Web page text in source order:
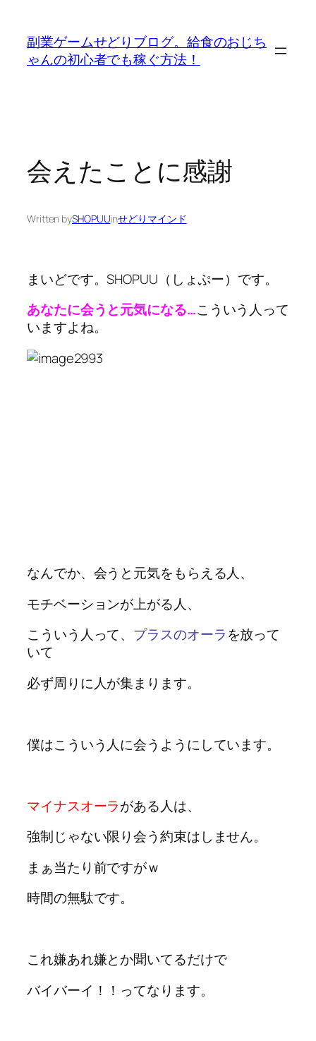
副業ゲームせどりブログ。給食のおじち
ゃんの初心者でも稼ぐ方法！
会えたことに感謝
Written bySHOPUUinせどりマインド
まいどです。SHOPUU（しょぷー）です。
あなたに会うと元気になる…こういう人って
いますよね。
なんでか、会うと元気をもらえる人、
モチベーションが上がる人、
こういう人って、 プラスのオーラを放って
いて
必ず周りに人が集まります。
僕はこういう人に会うようにしています。
マイナスオーラがある人は、
強制じゃない限り会う約束はしません。
まぁ当たり前ですがｗ
時間の無駄です。
これ嫌あれ嫌とか聞いてるだけで
バイバーイ！！ってなります。